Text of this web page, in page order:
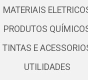
MATERIAIS
PRODUTOS
TINTAS E
UTILIDADES